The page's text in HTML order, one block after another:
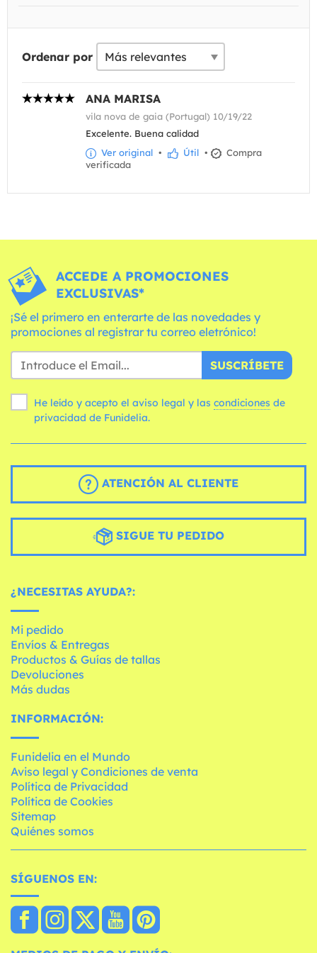
Ordenar por
ANA MARISA
vila nova de gaia (Portugal) 10/19/22
Excelente. Buena calidad
Ver original • Útil •
Compra
verificada
ACCEDE A PROMOCIONES
EXCLUSIVAS*
¡Sé el primero en enterarte de las novedades y
promociones al registrar tu correo eletrónico!
SUSCRÍBETE
He leído y acepto el aviso legal y las condiciones
privacidad de Funidelia.
ATENCIÓN AL CLIENTE
SIGUE TU PEDIDO
¿NECESITAS AYUDA?:
Mi pedido
Envíos & Entregas
Productos & Guías de tallas
Devoluciones
Más dudas
INFORMACIÓN:
Funidelia en el Mundo
Aviso legal y Condiciones de venta
Política de Privacidad
Política de Cookies
Sitemap
Quiénes somos
SÍGUENOS EN: